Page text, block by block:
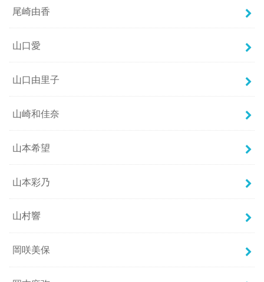
尾崎由香
山口愛
山口由里子
山崎和佳奈
山本希望
山本彩乃
山村響
岡咲美保